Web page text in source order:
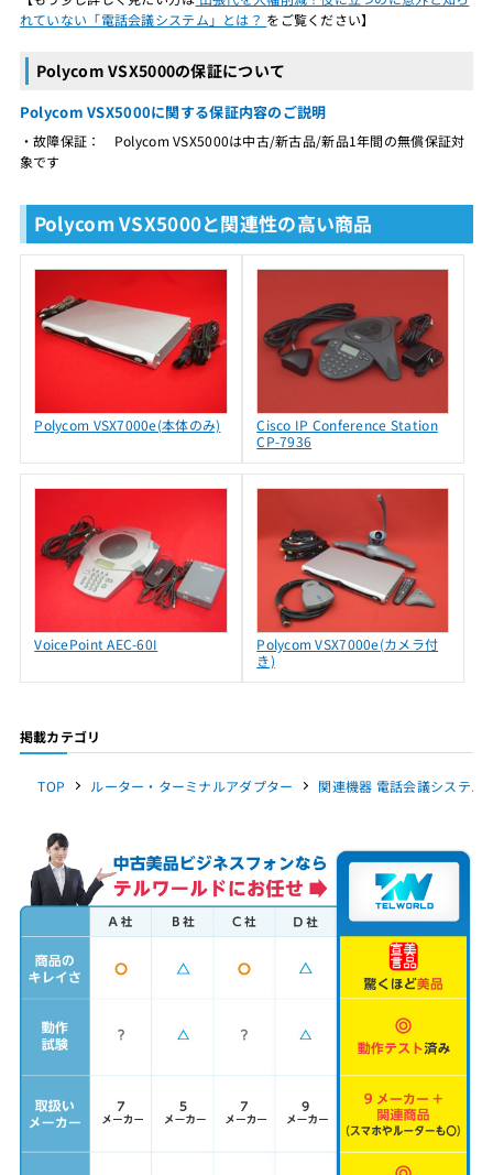
れていない「電話会議システム」とは？ をご覧ください】
Polycom VSX5000の保証について
Polycom VSX5000に関する保証内容のご説明
・故障保証： Polycom VSX5000は中古/新古品/新品1年間の無償保証対
象です
Polycom VSX5000と関連性の高い商品
Polycom VSX7000e(本体のみ)
Cisco IP Conference Station
CP-7936
VoicePoint AEC-60I
Polycom VSX7000e(カメラ付
き)
掲載カテゴリ
TOP ルーター・ターミナルアダプター 関連機器 電話会議システム